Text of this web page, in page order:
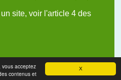
X
vous acceptez
contenus et
site, voir l'article 4 des